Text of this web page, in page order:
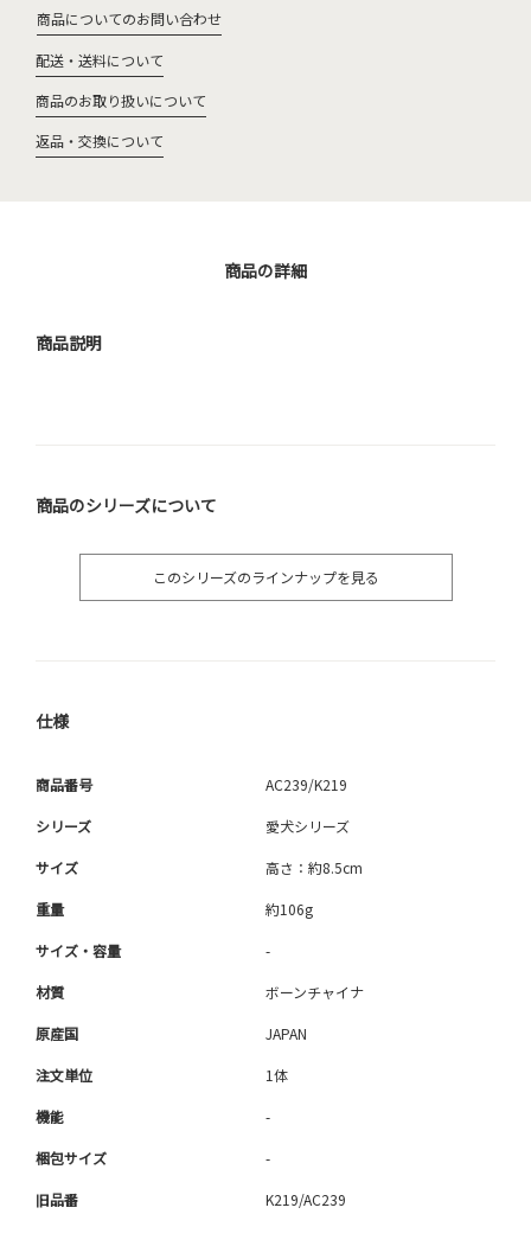
商品についてのお問い合わせ
配送・送料について
商品のお取り扱いについて
返品・交換について
商品の詳細
商品説明
商品のシリーズについて
このシリーズのラインナップを見る
仕様
商品番号 AC239/K219
シリーズ 愛犬シリーズ
サイズ 高さ：約8.5cm
重量 約106g
サイズ・容量 -
材質 ボーンチャイナ
原産国 JAPAN
注文単位 1体
機能 -
梱包サイズ -
旧品番 K219/AC239